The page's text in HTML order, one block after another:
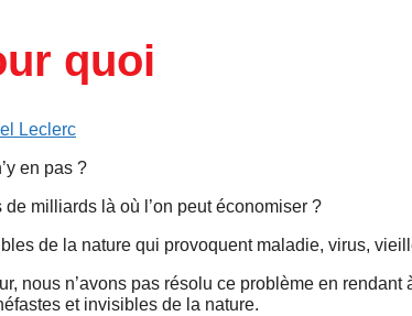
quoi
Leclerc
en pas ?
milliards là où l’on peut économiser ?
de la nature qui provoquent maladie, virus,
nous n’avons pas résolu ce problème en
et invisibles de la nature.